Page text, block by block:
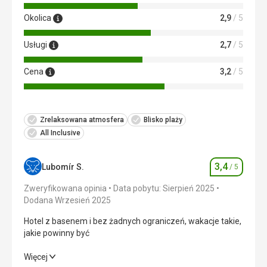
Okolica 2,9 / 5
Usługi 2,7 / 5
Cena 3,2 / 5
Zrelaksowana atmosfera
Blisko plaży
All Inclusive
Lubomír S. Ocena
3,4/ 5
Zweryfikowana opinia
Data pobytu: Sierpień 2025
Dodana Wrzesień 2025
Hotel z basenem i bez żadnych ograniczeń, wakacje takie,
jakie powinny być
Hotel z basenem i bez żadnych ograniczeń, wakacje takie,
Więcej